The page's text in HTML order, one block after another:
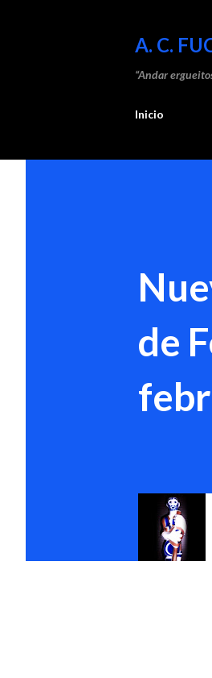
A. C.
“Andar
Inicio
de